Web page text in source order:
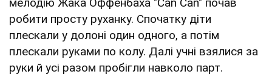
робити просту руханку. Спочатку діти
плескали у долоні один одного, а потім
плескали руками по колу. Далі учні взялися за
руки й усі разом пробігли навколо парт.